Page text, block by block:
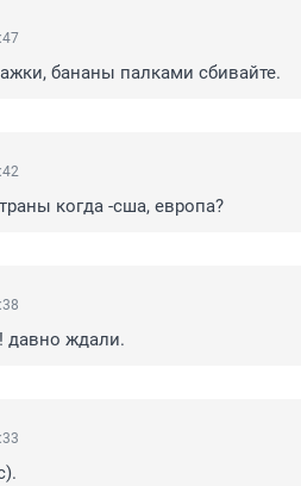
бананы палками сбивайте.
когда -сша, европа?
давно ждали.